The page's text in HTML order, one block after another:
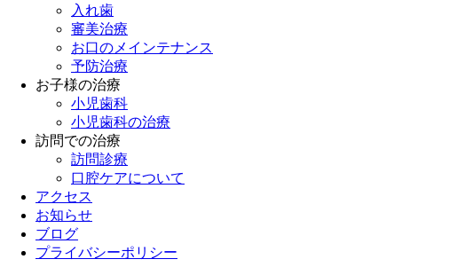
入れ歯
審美治療
お口のメインテナンス
予防治療
お子様の治療
小児歯科
小児歯科の治療
訪問での治療
訪問診療
口腔ケアについて
アクセス
お知らせ
ブログ
プライバシーポリシー